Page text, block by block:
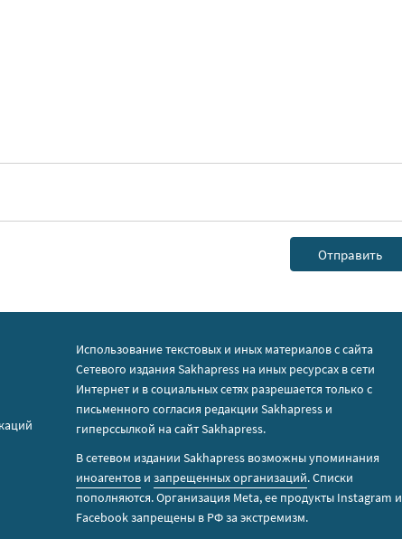
Использование текстовых и иных материалов с сайта
Сетевого издания Sakhapress на иных ресурсах в сети
Интернет и в социальных сетях разрешается только с
письменного согласия редакции Sakhapress и
гиперссылкой на сайт Sakhapress.
В сетевом издании Sakhapress возможны упоминания
иноагентов изапрещенных организаций. Списки
пополняются. Организация Metа, ее продукты Instagram и
Facebook запрещены в РФ за экстремизм.